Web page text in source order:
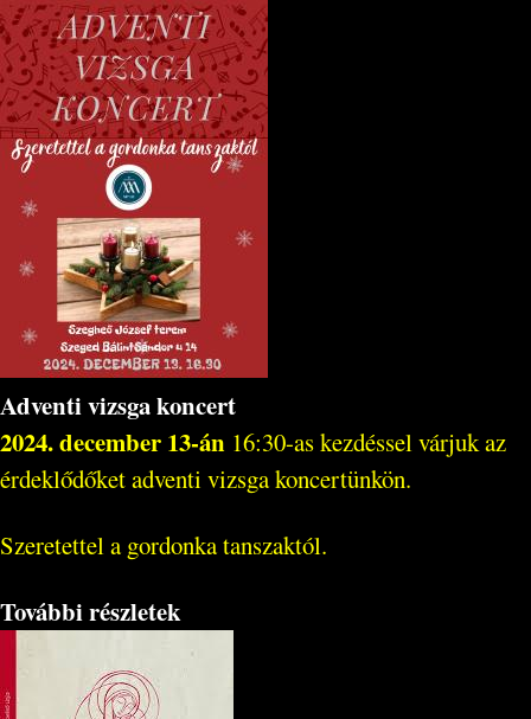
Adventi vizsga koncert
2024. december 13-án 16:30-as kezdéssel várjuk az
érdeklődőket adventi vizsga koncertünkön.
Szeretettel a gordonka tanszaktól.
További részletek